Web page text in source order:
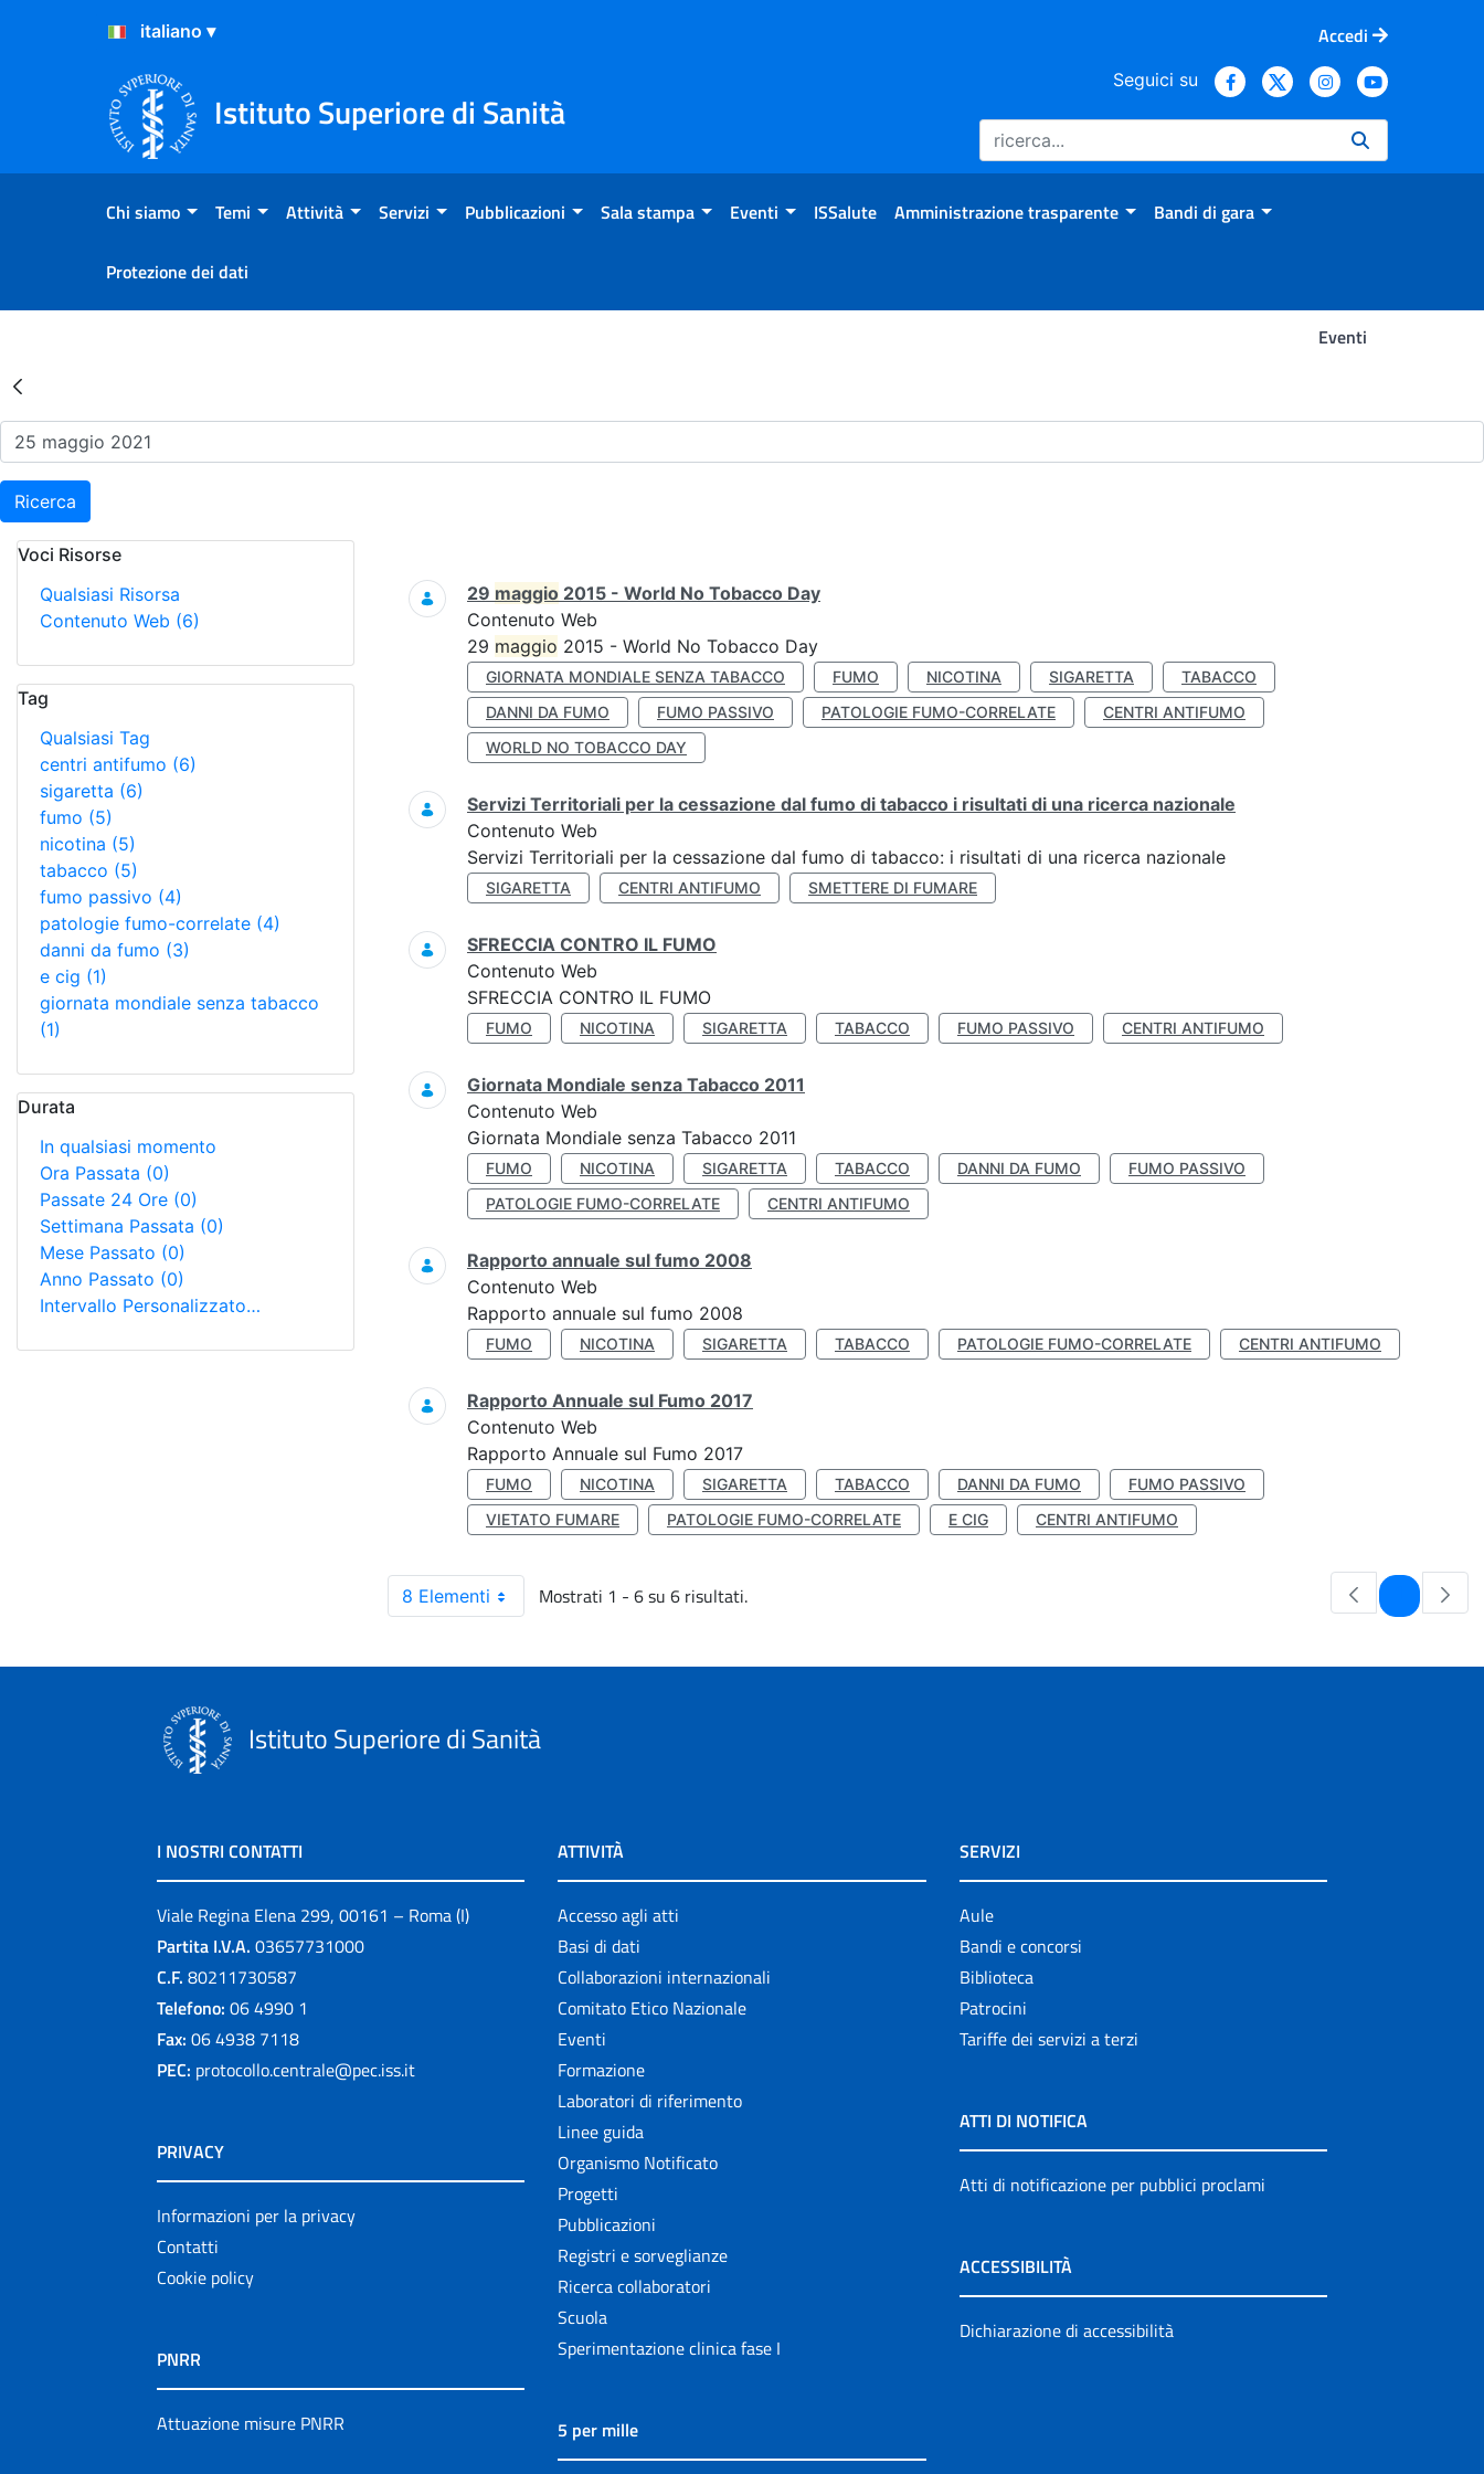
Salta al Contenuto
Salta al Footer
Accedi
Istituto Superiore di Sanità
Seguici su
Chi siamo Temi Attività Servizi Pubblicazioni Sala stampa Eventi ISSalute Amministrazione trasparente Bandi di gara
Protezione dei dati
Eventi
Risultati della Ricerca - Eventi
Ricerca
Voci Risorse
Qualsiasi Risorsa
Contenuto Web (6)
Tag
Qualsiasi Tag
centri antifumo (6)
sigaretta (6)
fumo (5)
nicotina (5)
tabacco (5)
fumo passivo (4)
patologie fumo-correlate (4)
danni da fumo (3)
e cig (1)
giornata mondiale senza tabacco
(1)
Durata
In qualsiasi momento
Ora Passata (0)
Passate 24 Ore (0)
Settimana Passata (0)
Mese Passato (0)
Anno Passato (0)
Intervallo Personalizzato…
Ricerca
29 maggio 2015 - World No Tobacco Day
Contenuto Web
29 maggio 2015 - World No Tobacco Day
GIORNATA MONDIALE SENZA TABACCO FUMO NICOTINA SIGARETTA
TABACCO
DANNI DA FUMO
FUMO PASSIVO PATOLOGIE FUMO-CORRELATE
CENTRI ANTIFUMO
WORLD NO TOBACCO DAY
Servizi Territoriali per la cessazione dal fumo di tabacco i risultati di una ricerca nazionale
Contenuto Web
Servizi Territoriali per la cessazione dal fumo di tabacco: i risultati di una ricerca nazionale
SIGARETTA CENTRI ANTIFUMO SMETTERE DI FUMARE
SFRECCIA CONTRO IL FUMO
Contenuto Web
SFRECCIA CONTRO IL FUMO
FUMO NICOTINA SIGARETTA TABACCO FUMO PASSIVO CENTRI ANTIFUMO
Giornata Mondiale senza Tabacco 2011
Contenuto Web
Giornata Mondiale senza Tabacco 2011
FUMO NICOTINA SIGARETTA TABACCO DANNI DA FUMO
FUMO PASSIVO
PATOLOGIE FUMO-CORRELATE
CENTRI ANTIFUMO
Rapporto annuale sul fumo 2008
Contenuto Web
Rapporto annuale sul fumo 2008
FUMO NICOTINA SIGARETTA TABACCO PATOLOGIE FUMO-CORRELATE CENTRI ANTIFUMO
Rapporto Annuale sul Fumo 2017
Contenuto Web
Rapporto Annuale sul Fumo 2017
FUMO NICOTINA SIGARETTA TABACCO DANNI DA FUMO
FUMO PASSIVO
VIETATO FUMARE
PATOLOGIE FUMO-CORRELATE E CIG CENTRI ANTIFUMO
8 Elementi Mostrati 1 - 6 su 6 risultati. Pagina
Istituto Superiore di Sanità
I NOSTRI CONTATTI
Viale Regina Elena 299, 00161 – Roma (I)
Partita I.V.A. 03657731000
C.F. 80211730587
Telefono: 06 4990 1
Fax: 06 4938 7118
PEC: protocollo.centrale@pec.iss.it
PRIVACY
Informazioni per la privacy
Contatti
Cookie policy
PNRR
Attuazione misure PNRR
ATTIVITÀ
Accesso agli atti
Basi di dati
Collaborazioni internazionali
Comitato Etico Nazionale
Eventi
Formazione
Laboratori di riferimento
Linee guida
Organismo Notificato
Progetti
Pubblicazioni
Registri e sorveglianze
Ricerca collaboratori
Scuola
Sperimentazione clinica fase I
5 per mille
SERVIZI
Aule
Bandi e concorsi
Biblioteca
Patrocini
Tariffe dei servizi a terzi
ATTI DI NOTIFICA
Atti di notificazione per pubblici proclami
ACCESSIBILITÀ
Dichiarazione di accessibilità